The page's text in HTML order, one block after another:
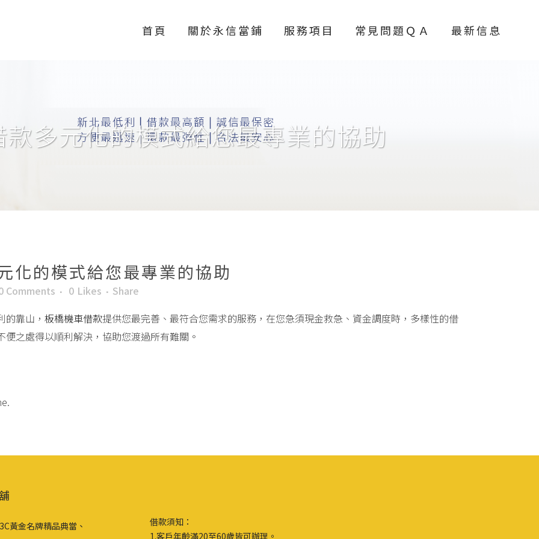
首頁 關於永信當鋪 服務項目 常見問題ＱＡ 最新信息
多元化的模式給您最專業的協助
化的模式給您最專業的協助
Comments 0 Likes
Share
靠山， 板橋機車借款提供您最完善、最符合您需求的服務，在您急須現金救急、資金調度時，多樣性的借
之處得以順利解決，協助您渡過所有難關。
黃金名牌精品典當、
借款須知：
1.客戶年齡滿20至60歲皆可辦理。